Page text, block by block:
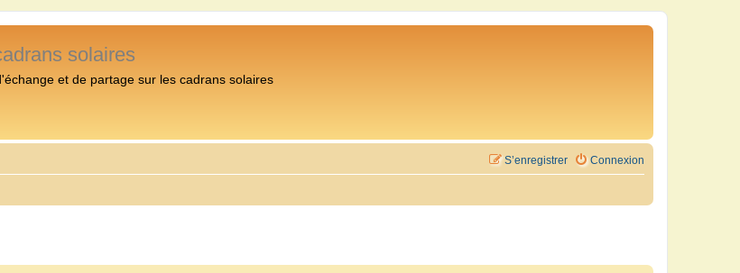
solaires
et de partage sur les cadrans solaires
Connexion
S’enregistrer